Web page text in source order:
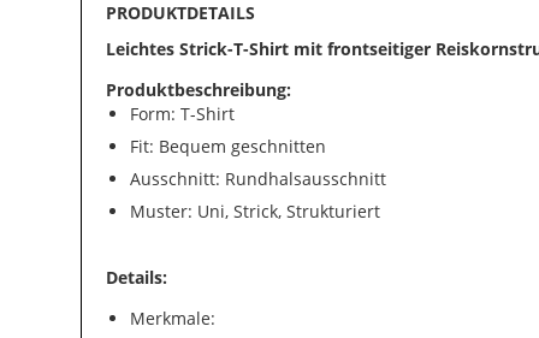
PRODUKTDETAILS
Leichtes Strick-T-Shirt mit frontseitiger
Produktbeschreibung:
Form: T-Shirt
Fit: Bequem geschnitten
Ausschnitt: Rundhalsausschnitt
Muster: Uni, Strick, Strukturiert
Details:
Merkmale: